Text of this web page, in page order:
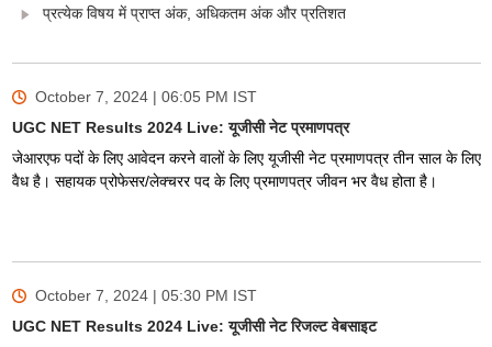
प्रत्येक विषय में प्राप्त अंक, अधिकतम अंक और प्रतिशत
October 7, 2024 | 06:05 PM IST
UGC NET Results 2024 Live: यूजीसी नेट प्रमाणपत्र
जेआरएफ पदों के लिए आवेदन करने वालों के लिए यूजीसी नेट प्रमाणपत्र तीन साल के लिए
वैध है। सहायक प्रोफेसर/लेक्चरर पद के लिए प्रमाणपत्र जीवन भर वैध होता है।
October 7, 2024 | 05:30 PM IST
UGC NET Results 2024 Live: यूजीसी नेट रिजल्ट वेबसाइट